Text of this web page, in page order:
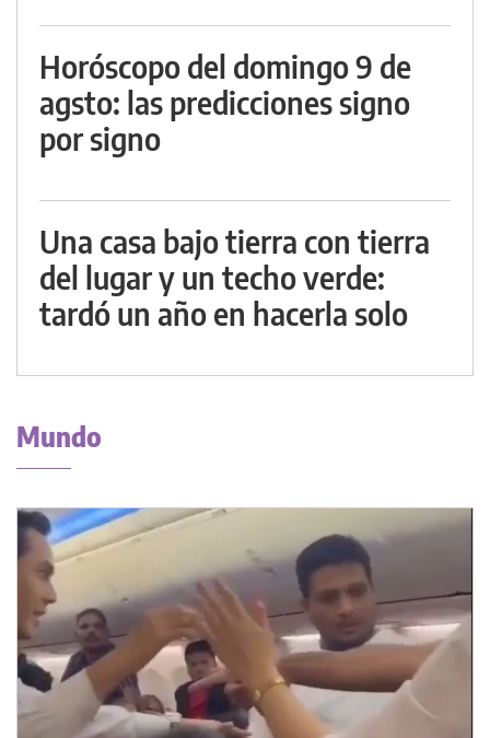
Horóscopo del domingo 9 de
agsto: las predicciones signo
por signo
Una casa bajo tierra con tierra
del lugar y un techo verde:
tardó un año en hacerla solo
Mundo